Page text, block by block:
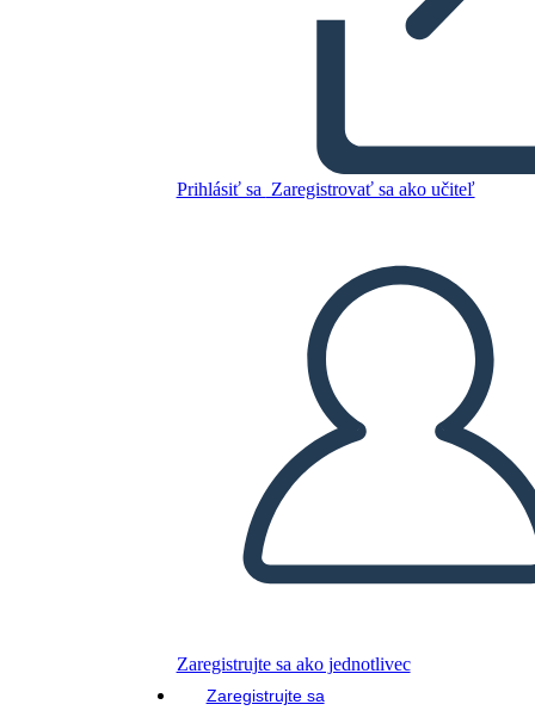
Prihlásiť sa Zaregistrovať sa ako učiteľ
Zaregistrujte sa ako jednotlivec
Zaregistrujte sa
תנאי מלחמה קרים - מירוץ החלל
ואת מירוץ החימוש
Skopírujte tento Storyboard
VYTVORIŤ STORYBOARD
PREHRAŤ PREZENTÁCIU
ČÍTAJ MI